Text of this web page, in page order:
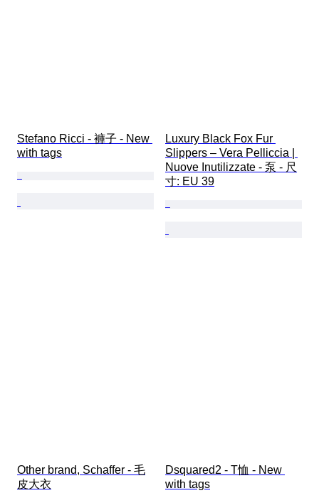
Stefano Ricci - 褲子 - New
with tags
Luxury Black Fox Fur
Slippers – Vera Pelliccia |
Nuove Inutilizzate - 泵 - 尺
寸: EU 39
Other brand, Schaffer - 毛
皮大衣
Dsquared2 - T恤 - New
with tags